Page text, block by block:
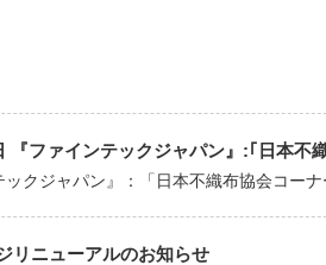
『ファインテックジャパン』:｢日本不
ックジャパン』：「日本不織布協会コー
リニューアルのお知らせ